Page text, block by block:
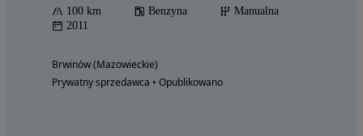
100 km Benzyna
Manualna
2011
Brwinów (Mazowieckie)
Prywatny sprzedawca • Opublikowano